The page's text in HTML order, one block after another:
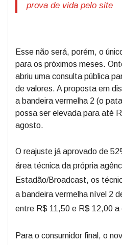
prova de vida pelo site
Esse não será, porém, o
para os próximos meses.
abriu uma consulta pública
de valores. A proposta em
a bandeira vermelha 2 (o
possa ser elevada para até
agosto.
O reajuste já aprovado de
área técnica da própria
Estadão/Broadcast, os
a bandeira vermelha nível 2
entre R$ 11,50 e R$ 12,00 a
Para o consumidor final, o